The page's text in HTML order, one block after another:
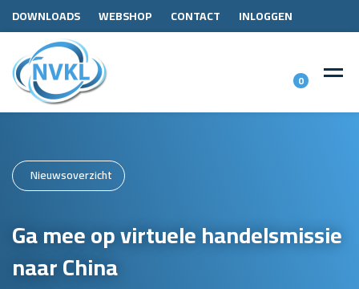
DOWNLOADS WEBSHOP CONTACT INLOGGEN
0
Nieuwsoverzicht
Ga mee op virtuele handelsmissie
naar China